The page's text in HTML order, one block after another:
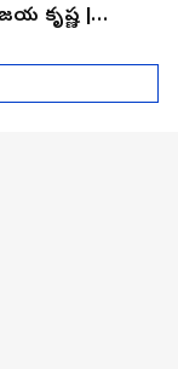
కృష్ణ |
Tour